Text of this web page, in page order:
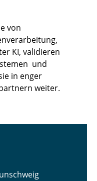
von
KI, validieren
und
in enger
weiter.